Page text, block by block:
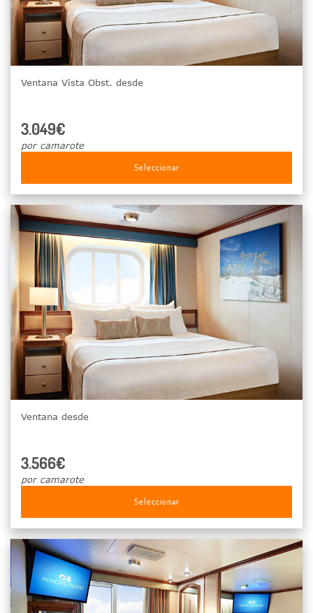
Ventana Vista Obst. desde
3.049€
por camarote
Seleccionar
Ventana desde
3.566€
por camarote
Seleccionar